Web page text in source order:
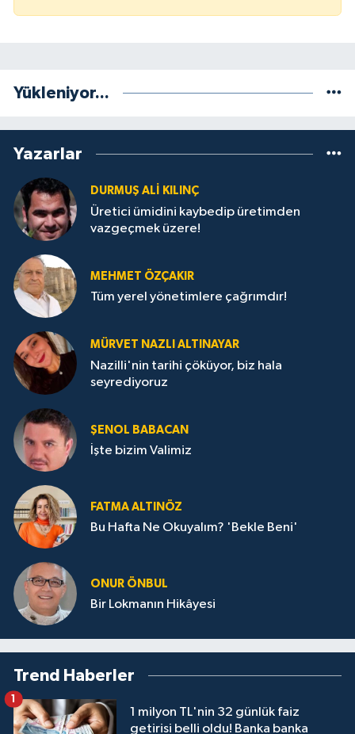
Yükleniyor...
Yazarlar
DURMUŞ ALI KILINÇ
Üretici ümidini kaybedip üretimden
vazgeçmek üzere!
MEHMET ÖZÇAKIR
Tüm yerel yönetimlere çağrımdır!
MÜRVET NAZLI ALTINAYAR
Nazilli'nin tarihi çöküyor, biz hala
seyrediyoruz
ŞENOL BABACAN
İşte bizim Valimiz
FATMA ALTINÖZ
Bu Hafta Ne Okuyalım? 'Bekle Beni'
ONUR ÖNBUL
Bir Lokmanın Hikâyesi
Trend Haberler
1 milyon TL'nin 32 günlük faiz
getirisi belli oldu! Banka banka
1